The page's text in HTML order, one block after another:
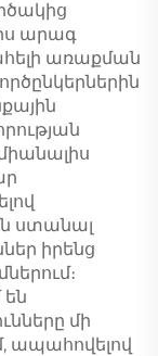
արագ
առաքման
ստանալ
իրենց
մի
ապահովելով